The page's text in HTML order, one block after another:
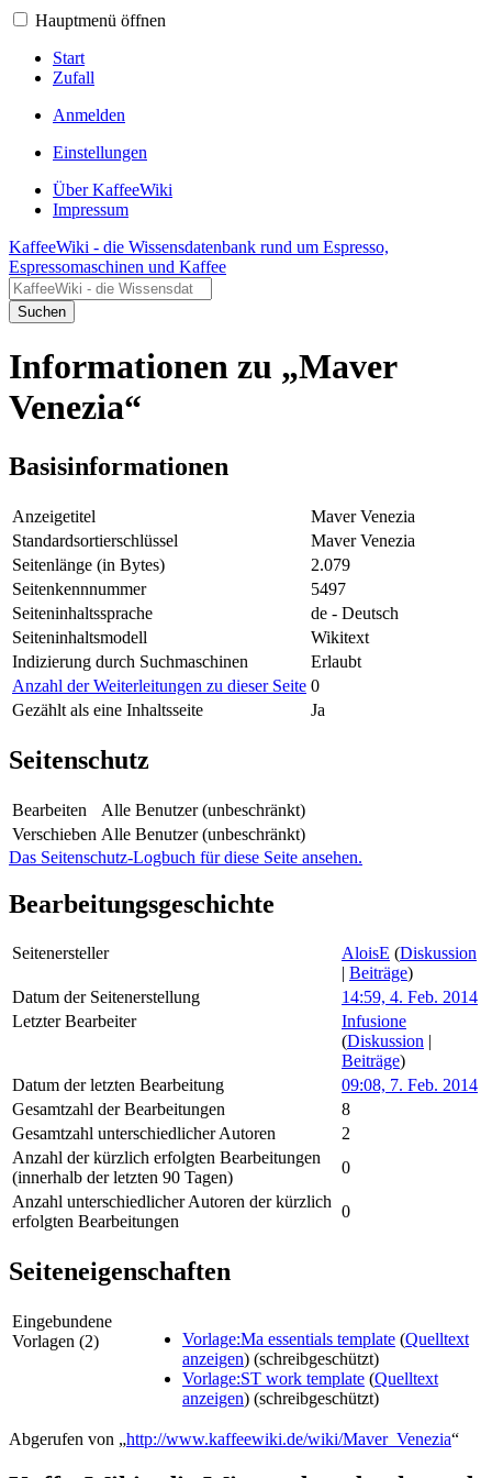
Hauptmenü öffnen
Start
Zufall
Anmelden
Einstellungen
Über KaffeeWiki
Impressum
KaffeeWiki - die Wissensdatenbank rund um Espresso,
Espressomaschinen und Kaffee
Suchen
Informationen zu „Maver
Venezia“
Basisinformationen
Anzeigetitel
Maver Venezia
Standardsortierschlüssel
Maver Venezia
Seitenlänge (in Bytes)
2.079
Seitenkennnummer
5497
Seiteninhaltssprache
de - Deutsch
Seiteninhaltsmodell
Wikitext
Indizierung durch Suchmaschinen
Erlaubt
Anzahl der Weiterleitungen zu dieser Seite 0
Gezählt als eine Inhaltsseite
Ja
Seitenschutz
Bearbeiten
Alle Benutzer (unbeschränkt)
Verschieben Alle Benutzer (unbeschränkt)
Das Seitenschutz-Logbuch für diese Seite ansehen.
Bearbeitungsgeschichte
Seitenersteller AloisE (Diskussion
| Beiträge)
Datum der Seitenerstellung
14:59, 4. Feb. 2014
Letzter Bearbeiter
Infusione
(Diskussion |
Beiträge)
Datum der letzten Bearbeitung
09:08, 7. Feb. 2014
Gesamtzahl der Bearbeitungen
8
Gesamtzahl unterschiedlicher Autoren
2
Anzahl der kürzlich erfolgten Bearbeitungen
(innerhalb der letzten 90 Tagen)
0
Anzahl unterschiedlicher Autoren der kürzlich
erfolgten Bearbeitungen
0
Seiteneigenschaften
Eingebundene
Vorlagen (2)
Vorlage:Ma essentials template (Quelltext
anzeigen) (schreibgeschützt)
Vorlage:ST work template (Quelltext
anzeigen) (schreibgeschützt)
Abgerufen von „http://www.kaffeewiki.de/wiki/Maver_Venezia“